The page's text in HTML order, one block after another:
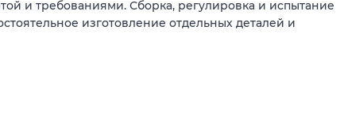
и требованиями. Сборка, регулировка и испытание
изготовление отдельных деталей и